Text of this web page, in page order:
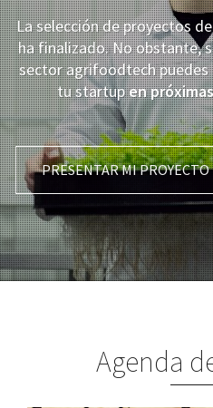
La selección de proyectos
ha finalizado. No obstante,
sector agrifoodtech
tu startupen
PRESENTAR MI
Agenda